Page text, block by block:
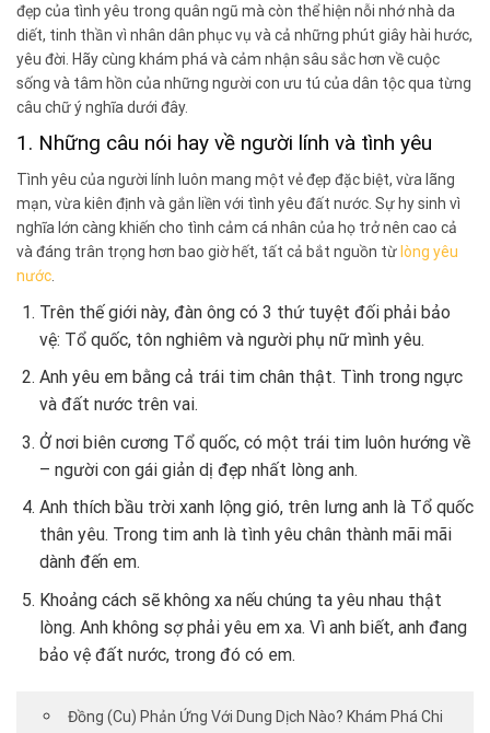
đẹp của tình yêu trong quân ngũ mà còn thể hiện nỗi nhớ nhà da
diết, tinh thần vì nhân dân phục vụ và cả những phút giây hài hước,
yêu đời. Hãy cùng khám phá và cảm nhận sâu sắc hơn về cuộc
sống và tâm hồn của những người con ưu tú của dân tộc qua từng
câu chữ ý nghĩa dưới đây.
1. Những câu nói hay về người lính và tình yêu
Tình yêu của người lính luôn mang một vẻ đẹp đặc biệt, vừa lãng
mạn, vừa kiên định và gắn liền với tình yêu đất nước. Sự hy sinh vì
nghĩa lớn càng khiến cho tình cảm cá nhân của họ trở nên cao cả
và đáng trân trọng hơn bao giờ hết, tất cả bắt nguồn từlòng yêu
nước
Trên thế giới này, đàn ông có 3 thứ tuyệt đối phải bảo
vệ: Tổ quốc, tôn nghiêm và người phụ nữ mình yêu.
Anh yêu em bằng cả trái tim chân thật. Tình trong ngực
và đất nước trên vai.
Ở nơi biên cương Tổ quốc, có một trái tim luôn hướng về
– người con gái giản dị đẹp nhất lòng anh.
Anh thích bầu trời xanh lộng gió, trên lưng anh là Tổ quốc
thân yêu. Trong tim anh là tình yêu chân thành mãi mãi
dành đến em.
Khoảng cách sẽ không xa nếu chúng ta yêu nhau thật
lòng. Anh không sợ phải yêu em xa. Vì anh biết, anh đang
bảo vệ đất nước, trong đó có em.
Đồng (Cu) Phản Ứng Với Dung Dịch Nào? Khám Phá Chi